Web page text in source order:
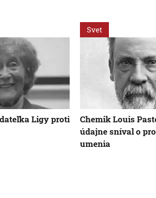
Ligy proti
Svet
Chemik Louis
údajne sníval o
umenia